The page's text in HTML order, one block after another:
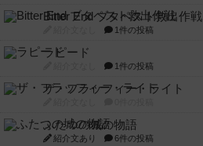
Bitter End ブタペスト救出作戦
1件の投稿
ラピード
1件の投稿
ザ・フラッフィー・ライト
ふたつの城の物語
紹介文あり 6件の投稿